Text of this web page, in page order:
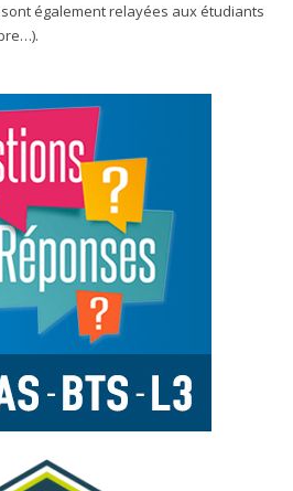
également relayées aux étudiants